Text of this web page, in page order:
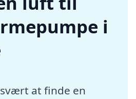
i
at finde en